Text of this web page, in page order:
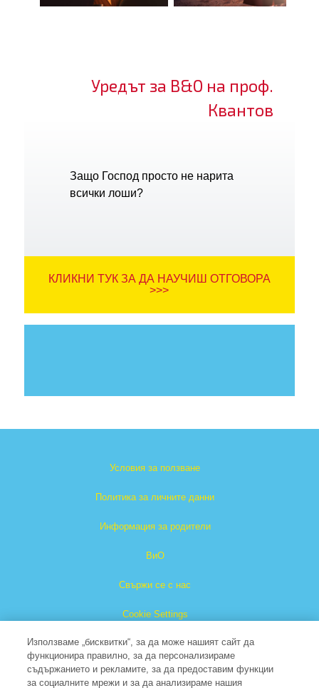
Уредът за В&О на проф.
Квантов
Защо Господ просто не нарита
всички лоши?
КЛИКНИ ТУК ЗА ДА НАУЧИШ ОТГОВОРА
>>>
Условия за ползване
Политика за личните данни
Информация за родители
ВиО
Свържи се с нас
Cookie Settings
Използваме „бисквитки“, за да може нашият сайт да
функционира правилно, за да персонализираме
съдържанието и рекламите, за да предоставим функции
за социалните мрежи и за да анализираме нашия